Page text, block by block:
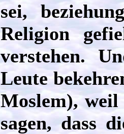
sei,
Religion
verstehen.
Leute
Moslem),
sagen, dass